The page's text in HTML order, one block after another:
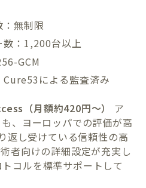
無制限
数：1,200台以上
GCM
Cure53による監査済み
（月額約420円〜）
ア
、ヨーロッパでの評価が高
返し受けている信頼性の高
者向けの詳細設定が充実し
コルを標準サポートして